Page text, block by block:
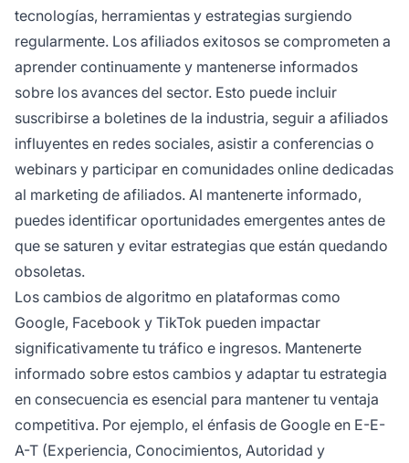
tecnologías, herramientas y estrategias surgiendo
regularmente. Los afiliados exitosos se comprometen a
aprender continuamente y mantenerse informados
sobre los avances del sector. Esto puede incluir
suscribirse a boletines de la industria, seguir a afiliados
influyentes en redes sociales, asistir a conferencias o
webinars y participar en comunidades online dedicadas
al marketing de afiliados. Al mantenerte informado,
puedes identificar oportunidades emergentes antes de
que se saturen y evitar estrategias que están quedando
obsoletas.
Los cambios de algoritmo en plataformas como
Google, Facebook y TikTok pueden impactar
significativamente tu tráfico e ingresos. Mantenerte
informado sobre estos cambios y adaptar tu estrategia
en consecuencia es esencial para mantener tu ventaja
competitiva. Por ejemplo, el énfasis de Google en E-E-
A-T (Experiencia, Conocimientos, Autoridad y